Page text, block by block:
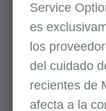
Service
es
los
del cuidado
recientes de
afecta a la